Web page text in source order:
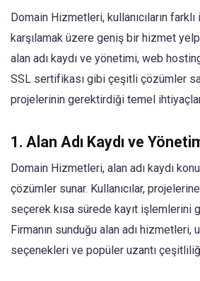
Domain Hizmetleri, kullanıcıların farklı
karşılamak üzere geniş bir hizmet
alan adı kaydı ve yönetimi, web
SSL sertifikası gibi çeşitli çözümler
projelerinin gerektirdiği temel
1. Alan Adı Kaydı ve
Domain Hizmetleri, alan adı kaydı
çözümler sunar. Kullanıcılar,
seçerek kısa sürede kayıt işlemlerini
Firmanın sunduğu alan adı hizmetleri,
seçenekleri ve popüler uzantı